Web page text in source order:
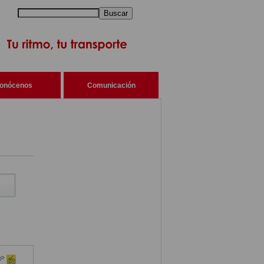
Buscar
Comunicación